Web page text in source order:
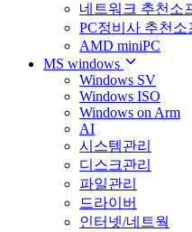
네트워크 추천소
PC정비사 추천소
AMD miniPC
MS windows
Windows SV
Windows ISO
Windows on Arm
AI
시스템관리
디스크관리
파일관리
드라이버
인터넷/네트웍